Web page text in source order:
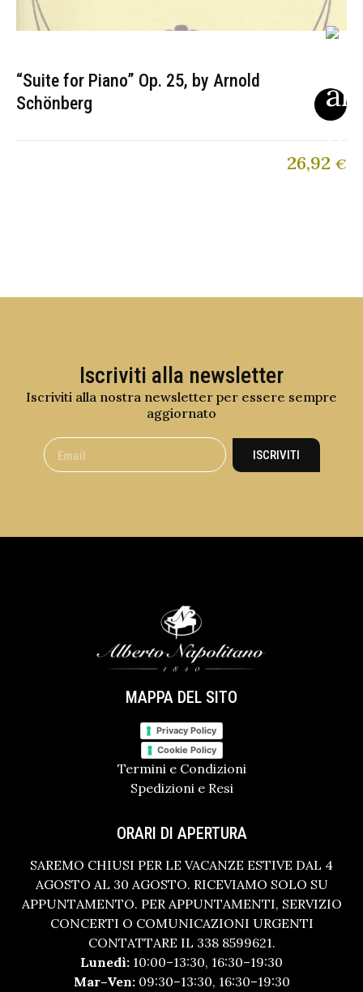
“Suite for Piano” Op. 25, by Arnold
Schönberg
26,92 €
Iscriviti alla newsletter
Iscriviti alla nostra newsletter per essere sempre
aggiornato
ISCRIVITI
MAPPA DEL SITO
Privacy Policy
Cookie Policy
Termini e Condizioni
Spedizioni e Resi
ORARI DI APERTURA
SAREMO CHIUSI PER LE VACANZE ESTIVE DAL 4
AGOSTO AL 30 AGOSTO. RICEVIAMO SOLO SU
APPUNTAMENTO. PER APPUNTAMENTI, SERVIZIO
CONCERTI O COMUNICAZIONI URGENTI
CONTATTARE IL 338 8599621.
Lunedì: 10:00–13:30, 16:30–19:30
Mar–Ven:09:30–13:30, 16:30–19:30